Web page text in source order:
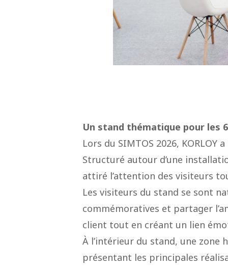
Un stand thématique pour les
Lors du SIMTOS 2026,
Structuré autour d’une
attiré l’attention des visiteurs
Les visiteurs du stand se sont
commémoratives et partager
client tout en créant un lien
À l’intérieur du stand, une zone
présentant les principales